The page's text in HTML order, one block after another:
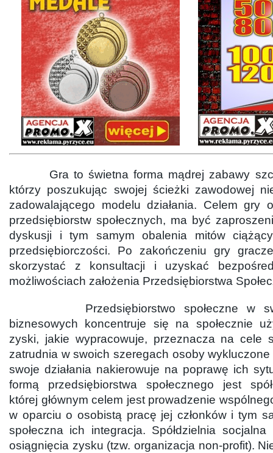
Gra to świetna forma mądrej zabawy
którzy poszukując swojej ścieżki zawodowej
zadowalającego modelu działania. Celem gry
przedsiębiorstw społecznych, ma być
dyskusji i tym samym obalenia mitów
przedsiębiorczości. Po zakończeniu gry
skorzystać z konsultacji i uzyskać
możliwościach założenia Przedsiębiorstwa
Przedsiębiorstwo społeczne w
biznesowych koncentruje się na społecznie
zyski, jakie wypracowuje, przeznacza na cele
zatrudnia w swoich szeregach osoby wykluczone
swoje działania nakierowuje na poprawę ich
formą przedsiębiorstwa społecznego jest
której głównym celem jest prowadzenie
w oparciu o osobistą pracę jej członków i tym
społeczna ich integracja. Spółdzielnia
osiągnięcia zysku (tzw. organizacja non-profit).